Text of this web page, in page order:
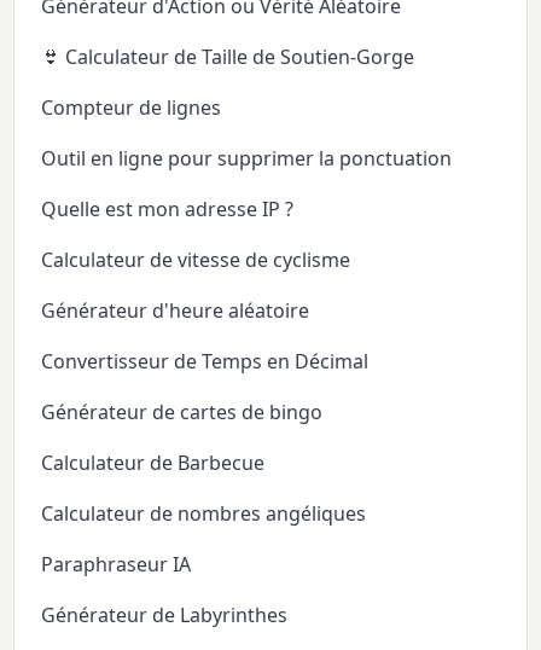
Générateur d'Action ou Vérité Aléatoire
👙 Calculateur de Taille de Soutien-Gorge
Compteur de lignes
Outil en ligne pour supprimer la ponctuation
Quelle est mon adresse IP ?
Calculateur de vitesse de cyclisme
Générateur d'heure aléatoire
Convertisseur de Temps en Décimal
Générateur de cartes de bingo
Calculateur de Barbecue
Calculateur de nombres angéliques
Paraphraseur IA
Générateur de Labyrinthes